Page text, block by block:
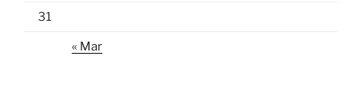
31
« Mar